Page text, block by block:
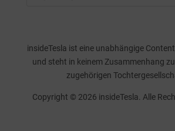
insideTesla ist eine unabhängige
und steht in keinem Zusammenhang
zugehörigen
Copyright © 2026 insideTesla. Alle